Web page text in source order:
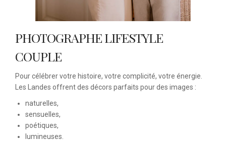
PHOTOGRAPHE LIFESTYLE
COUPLE
Pour célébrer votre histoire, votre complicité, votre énergie.
Les Landes offrent des décors parfaits pour des images :
naturelles,
sensuelles,
poétiques,
lumineuses.